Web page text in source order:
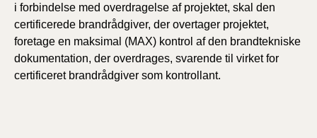
i forbindelse med overdragelse af projektet, skal den
certificerede brandrådgiver, der overtager projektet,
foretage en maksimal (MAX) kontrol af den brandtekniske
dokumentation, der overdrages, svarende til virket for
certificeret brandrådgiver som kontrollant.